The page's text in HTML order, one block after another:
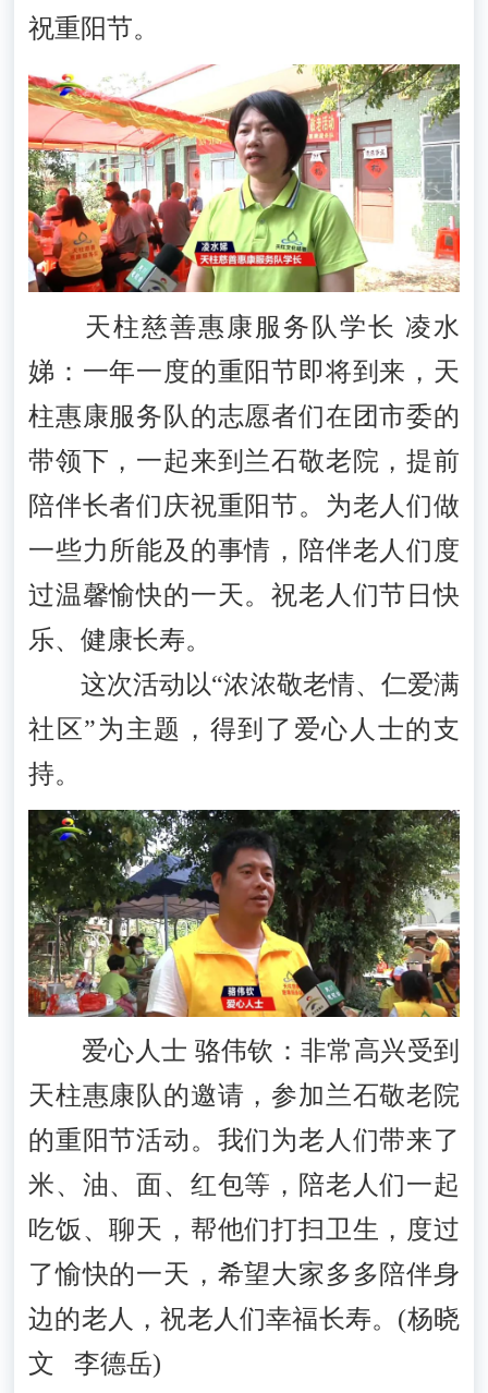
祝重阳节。
天柱慈善惠康服务队学长 凌水
娣：一年一度的重阳节即将到来，天
柱惠康服务队的志愿者们在团市委的
带领下，一起来到兰石敬老院，提前
陪伴长者们庆祝重阳节。为老人们做
一些力所能及的事情，陪伴老人们度
过温馨愉快的一天。祝老人们节日快
乐、健康长寿。
这次活动以“浓浓敬老情、仁爱满
社区”为主题，得到了爱心人士的支
持。
爱心人士 骆伟钦：非常高兴受到
天柱惠康队的邀请，参加兰石敬老院
的重阳节活动。我们为老人们带来了
米、油、面、红包等，陪老人们一起
吃饭、聊天，帮他们打扫卫生，度过
了愉快的一天，希望大家多多陪伴身
边的老人，祝老人们幸福长寿。(杨晓
文 李德岳)